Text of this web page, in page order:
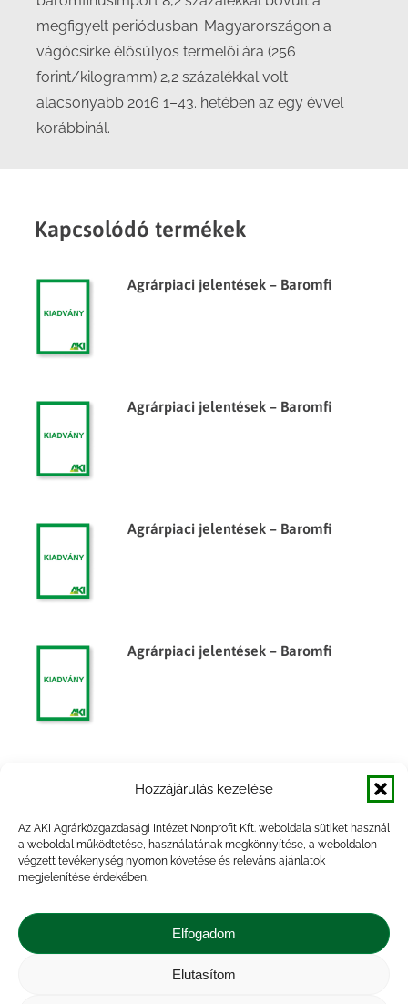
Hozzájárulás kezelése
Az AKI Agrárközgazdasági Intézet Nonprofit Kft. weboldala sütiket használ
a weboldal működtetése, használatának megkönnyítése, a weboldalon
végzett tevékenység nyomon követése és releváns ajánlatok
megjelenítése érdekében.
Elfogadom
Elutasítom
megfigyelt periódusban. Magyarországon a
vágócsirke élősúlyos termelői ára (256
forint/kilogramm) 2,2 százalékkal volt
alacsonyabb 2016 1–43. hetében az egy évvel
korábbinál.
Kapcsolódó termékek
Agrárpiaci jelentések – Baromfi
Agrárpiaci jelentések – Baromfi
Agrárpiaci jelentések – Baromfi
Agrárpiaci jelentések – Baromfi